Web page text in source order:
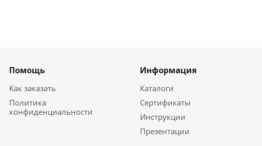
Помощь
Как заказать
Политика
конфиденциальности
Информация
Каталоги
Сертификаты
Инструкции
Презентации